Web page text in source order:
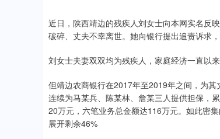
近日，陕西靖边的残疾人刘女士向本网实名反
破碎、丈夫不幸离世。她向银行提出追责诉求，
刘女士夫妻双双均为残疾人，家庭经济一直以
但靖边农商银行在2017年至2019年之间，为
连续为马某兵、陈某林、詹某三人提供担保，
20万元，六笔业务总金额达116万元。如此密
展开剩余46%